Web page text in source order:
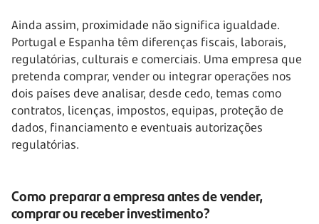
Ainda assim, proximidade não significa igualdade.
Portugal e Espanha têm diferenças fiscais, laborais,
regulatórias, culturais e comerciais. Uma empresa que
pretenda comprar, vender ou integrar operações nos
dois países deve analisar, desde cedo, temas como
contratos, licenças, impostos, equipas, proteção de
dados, financiamento e eventuais autorizações
regulatórias.
Como preparar a empresa antes de vender,
comprar ou receber investimento?